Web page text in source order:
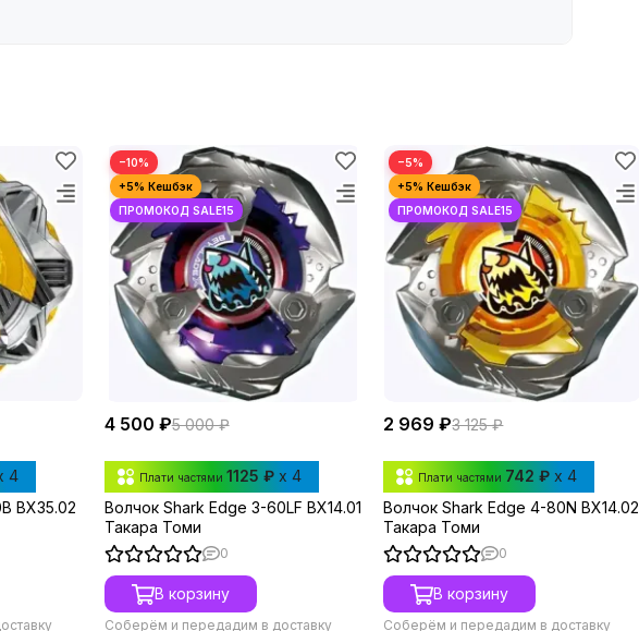
4
BX35.02
−10%
4 500 ₽5 000 ₽
Плати частями 1125 ₽ x 4
Волчок Shark Edge 3-60LF BX14.01
Такара Томи
0
В корзину
Соберём и передадим в доставку
−5%
2 969 ₽3 125 ₽
Плати частями 742 ₽ x 4
Волчок Shark Edge 4-80N BX14.02
Такара Томи
0
В корзину
Соберём и передадим в доставку